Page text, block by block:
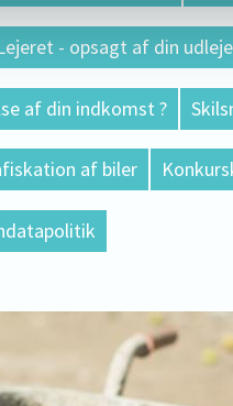
- opsagt af din
af din indkomst ?
af biler